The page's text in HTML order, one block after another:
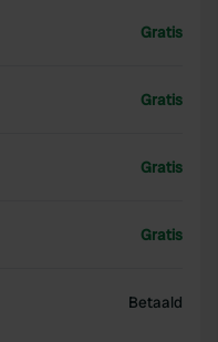
Gratis
Gratis
Gratis
Gratis
Betaald